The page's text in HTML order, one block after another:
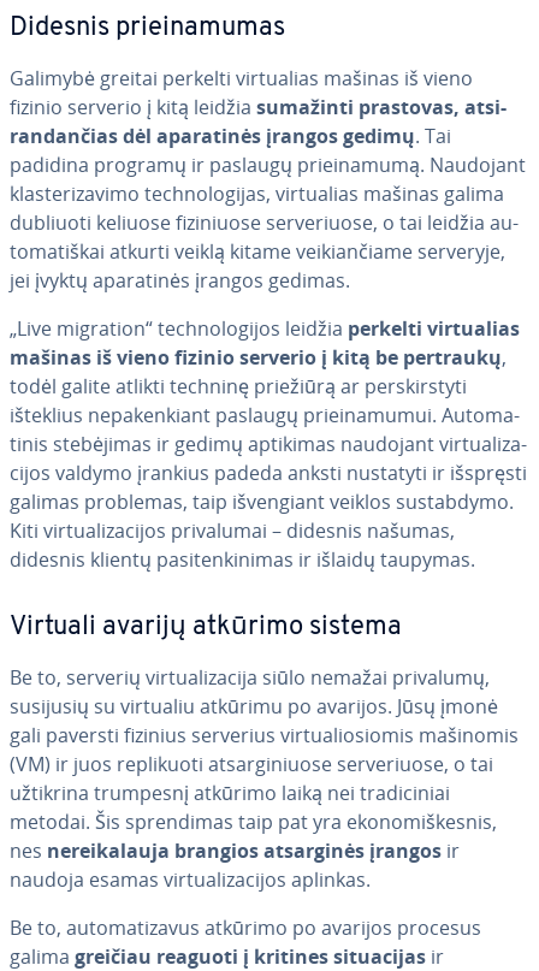
Didesnis pri­ei­na­mu­mas
Galimybė greitai perkelti vir­tu­alias mašinas iš vieno
fizinio serverio į kitą leidžia sumažinti prastovas, at­si­
ran­dan­čias dėl apa­ra­ti­nės įrangos gedimų. Tai
padidina programų ir paslaugų pri­ei­na­mu­mą. Naudojant
klas­te­ri­za­vi­mo tech­no­lo­gi­jas, vir­tu­alias mašinas galima
dubliuoti keliuose fi­zi­niuo­se ser­ve­riuo­se, o tai leidžia au­
to­ma­tiš­kai atkurti veiklą kitame vei­kian­čia­me serveryje,
jei įvyktų apa­ra­ti­nės įrangos gedimas.
„Live migration“ tech­no­lo­gi­jos leidžia perkelti vir­tu­alias
mašinas iš vieno fizinio serverio į kitą be pertraukų,
todėl galite atlikti techninę priežiūrą ar per­skirs­ty­ti
išteklius ne­pa­ken­kiant paslaugų pri­ei­na­mu­mui. Au­to­ma­
ti­nis ste­bė­ji­mas ir gedimų aptikimas naudojant vir­tu­ali­za­
ci­jos valdymo įrankius padeda anksti nustatyti ir išspręsti
galimas problemas, taip iš­ven­giant veiklos su­stab­dy­mo.
Kiti vir­tu­ali­za­ci­jos pri­va­lu­mai – didesnis našumas,
didesnis klientų pa­si­ten­ki­ni­mas ir išlaidų taupymas.
Virtuali avarijų atkūrimo sistema
Be to, serverių vir­tu­ali­za­ci­ja siūlo nemažai privalumų,
susijusių su virtualiu atkūrimu po avarijos. Jūsų įmonė
gali paversti fizinius serverius vir­tu­a­lio­sio­mis mašinomis
(VM) ir juos rep­li­kuo­ti at­sar­gi­niuo­se ser­ve­riuo­se, o tai
užtikrina trumpesnį atkūrimo laiką nei tra­di­ci­niai
metodai. Šis spren­di­mas taip pat yra eko­no­miš­kes­nis,
nes ne­rei­ka­lau­ja brangios at­sar­gi­nės įrangos ir
naudoja esamas vir­tu­ali­za­ci­jos aplinkas.
Be to, au­to­ma­ti­za­vus atkūrimo po avarijos procesus
galima greičiau reaguoti į kritines si­tu­aci­jas ir